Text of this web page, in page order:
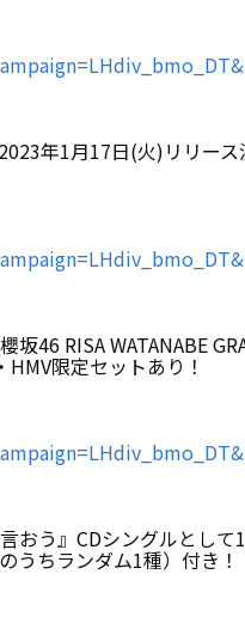
年1月17日(火)リリース
46 RISA WATANABE
限定セットあり！
う』CDシングルとして
うちランダム1種）付き！